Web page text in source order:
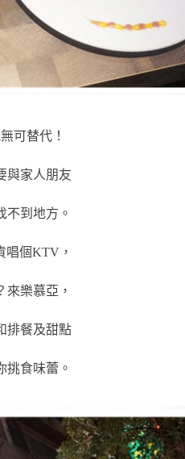
可替代！
與家人朋友
不到地方。
唱個KTV，
來樂慕亞，
排餐及甜點
挑食味蕾。